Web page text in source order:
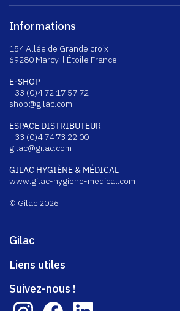
Informations
154 Allée de Grande croix
69280 Marcy-l'Étoile France
E-SHOP
+33 (0)4 72 17 57 72
shop@gilac.com
ESPACE DISTRIBUTEUR
+33 (0)4 74 73 22 00
gilac@gilac.com
GILAC HYGIÈNE & MÉDICAL
www.gilac-hygiene-medical.com
© Gilac 2026
Gilac
Liens utiles
Suivez-nous !